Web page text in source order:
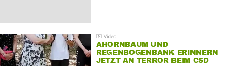
AHORNBAUM UND
REGENBOGENBANK ERINNERN
JETZT AN TERROR BEIM CSD